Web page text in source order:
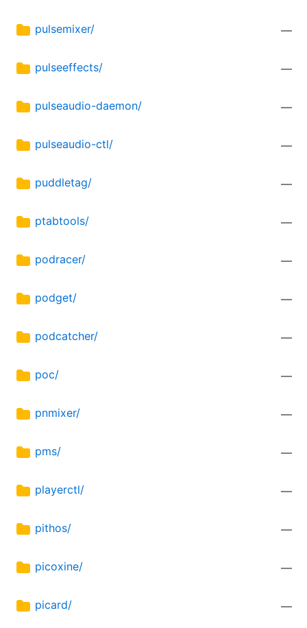
pulsemixer/ —
pulseeffects/ —
pulseaudio-daemon/ —
pulseaudio-ctl/ —
puddletag/ —
ptabtools/ —
podracer/ —
podget/ —
podcatcher/ —
poc/ —
pnmixer/ —
pms/ —
playerctl/ —
pithos/ —
picoxine/ —
picard/ —